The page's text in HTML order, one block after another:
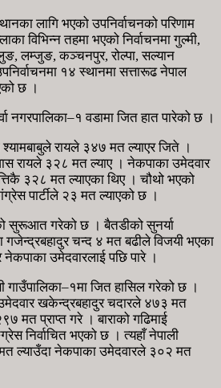
लागि भएको उपनिर्वाचनको परिणाम
विभिन्न तहमा भएको निर्वाचनमा गुल्मी,
लम्जुङ, कञ्चनपुर, रोल्पा, सल्यान
१४ स्थानमा सत्तारूढ नेपाल
छ ।
नगरपालिका–१ वडामा जित हात पारेको छ ।
श्यामबाबुले रायले ३४७ मत ल्याएर जिते ।
रायले ३२८ मत ल्याए । नेकपाका उमेदवार
३२८ मत ल्याएका थिए । चौथो भएको
पार्टीले २३ मत ल्याएको छ ।
सुरूआत गरेको छ । बैतडीको सुनर्या
गजेन्द्रबहादुर चन्द ४ मत बढीले विजयी भएका
उमेदवारलाई पछि पारे ।
गाउँपालिका–१मा जित हासिल गरेको छ ।
खकेन्द्रबहादुर चदारले ४७३ मत
मत प्राप्त गरे । बाराको गढिमाई
निर्वाचित भएको छ । त्यहाँ नेपाली
ल्याउँदा नेकपाका उमेदवारले ३०२ मत